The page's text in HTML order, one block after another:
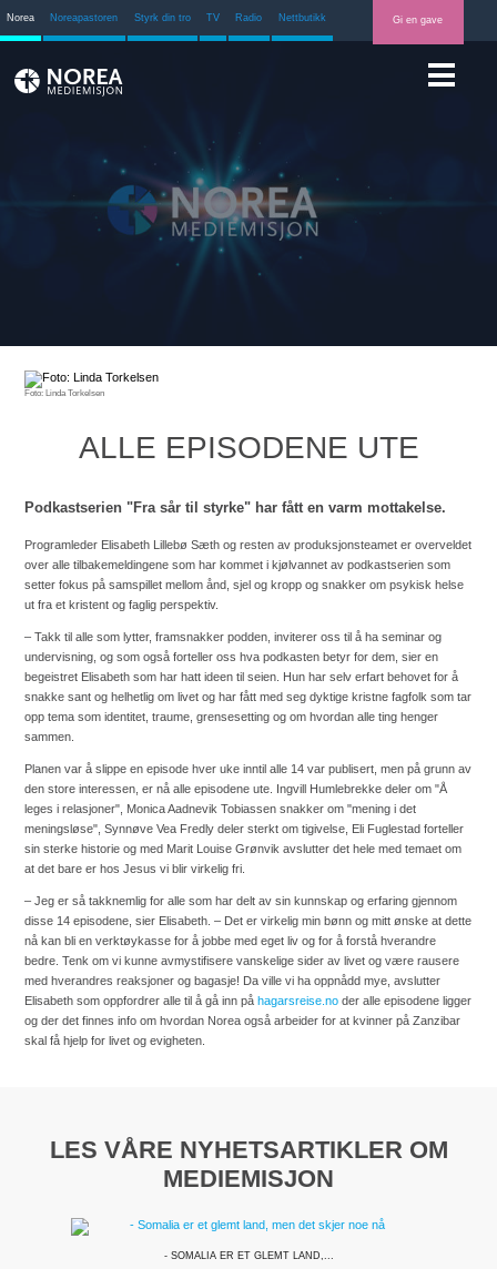
Norea Noreapastoren Styrk din tro TV Radio Nettbutikk Gi en gave
Foto: Linda Torkelsen
ALLE EPISODENE UTE
Podkastserien "Fra sår til styrke" har fått en varm mottakelse.
Programleder Elisabeth Lillebø Sæth og resten av produksjonsteamet er overveldet
over alle tilbakemeldingene som har kommet i kjølvannet av podkastserien som
setter fokus på samspillet mellom ånd, sjel og kropp og snakker om psykisk helse
ut fra et kristent og faglig perspektiv.
– Takk til alle som lytter, framsnakker podden, inviterer oss til å ha seminar og
undervisning, og som også forteller oss hva podkasten betyr for dem, sier en
begeistret Elisabeth som har hatt ideen til seien. Hun har selv erfart behovet for å
snakke sant og helhetlig om livet og har fått med seg dyktige kristne fagfolk som tar
opp tema som identitet, traume, grensesetting og om hvordan alle ting henger
sammen.
Planen var å slippe en episode hver uke inntil alle 14 var publisert, men på grunn av
den store interessen, er nå alle episodene ute. Ingvill Humlebrekke deler om "Å
leges i relasjoner", Monica Aadnevik Tobiassen snakker om "mening i det
meningsløse", Synnøve Vea Fredly deler sterkt om tigivelse, Eli Fuglestad forteller
sin sterke historie og med Marit Louise Grønvik avslutter det hele med temaet om
at det bare er hos Jesus vi blir virkelig fri.
– Jeg er så takknemlig for alle som har delt av sin kunnskap og erfaring gjennom
disse 14 episodene, sier Elisabeth. – Det er virkelig min bønn og mitt ønske at dette
nå kan bli en verktøykasse for å jobbe med eget liv og for å forstå hverandre
bedre. Tenk om vi kunne avmystifisere vanskelige sider av livet og være rausere
med hverandres reaksjoner og bagasje! Da ville vi ha oppnådd mye, avslutter
Elisabeth som oppfordrer alle til å gå inn på hagarsreise.no der alle episodene ligger
og der det finnes info om hvordan Norea også arbeider for at kvinner på Zanzibar
skal få hjelp for livet og evigheten.
LES VÅRE NYHETSARTIKLER OM
MEDIEMISJON
- SOMALIA ER ET GLEMT LAND,...